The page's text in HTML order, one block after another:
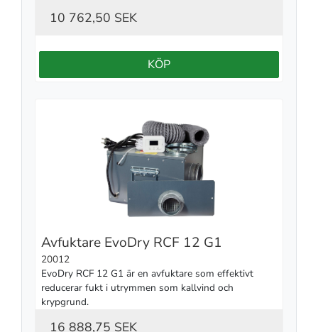
10 762,50 SEK
KÖP
Avfuktare EvoDry RCF 12 G1
20012
EvoDry RCF 12 G1 är en avfuktare som effektivt
reducerar fukt i utrymmen som kallvind och
krypgrund.
16 888,75 SEK